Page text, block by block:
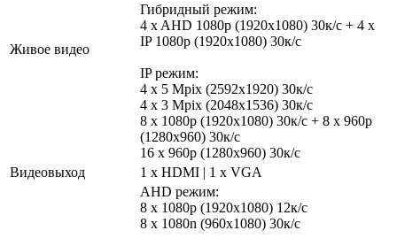
Живое видео
Гибридный режим:
4 x AHD 1080р (1920x1080) 30к/с + 4 х
IP 1080p (1920x1080) 30к/c
IP режим:
4 х 5 Mpix (2592х1920) 30к/с
4 х 3 Mpix (2048x1536) 30к/с
8 х 1080p (1920x1080) 30к/c + 8 х 960p
(1280x960) 30к/c
16 х 960p (1280x960) 30к/c
Видеовыход
1 x HDMI | 1 x VGA
AHD режим:
8 х 1080p (1920x1080) 12к/c
8 x 1080n (960x1080) 30к/c